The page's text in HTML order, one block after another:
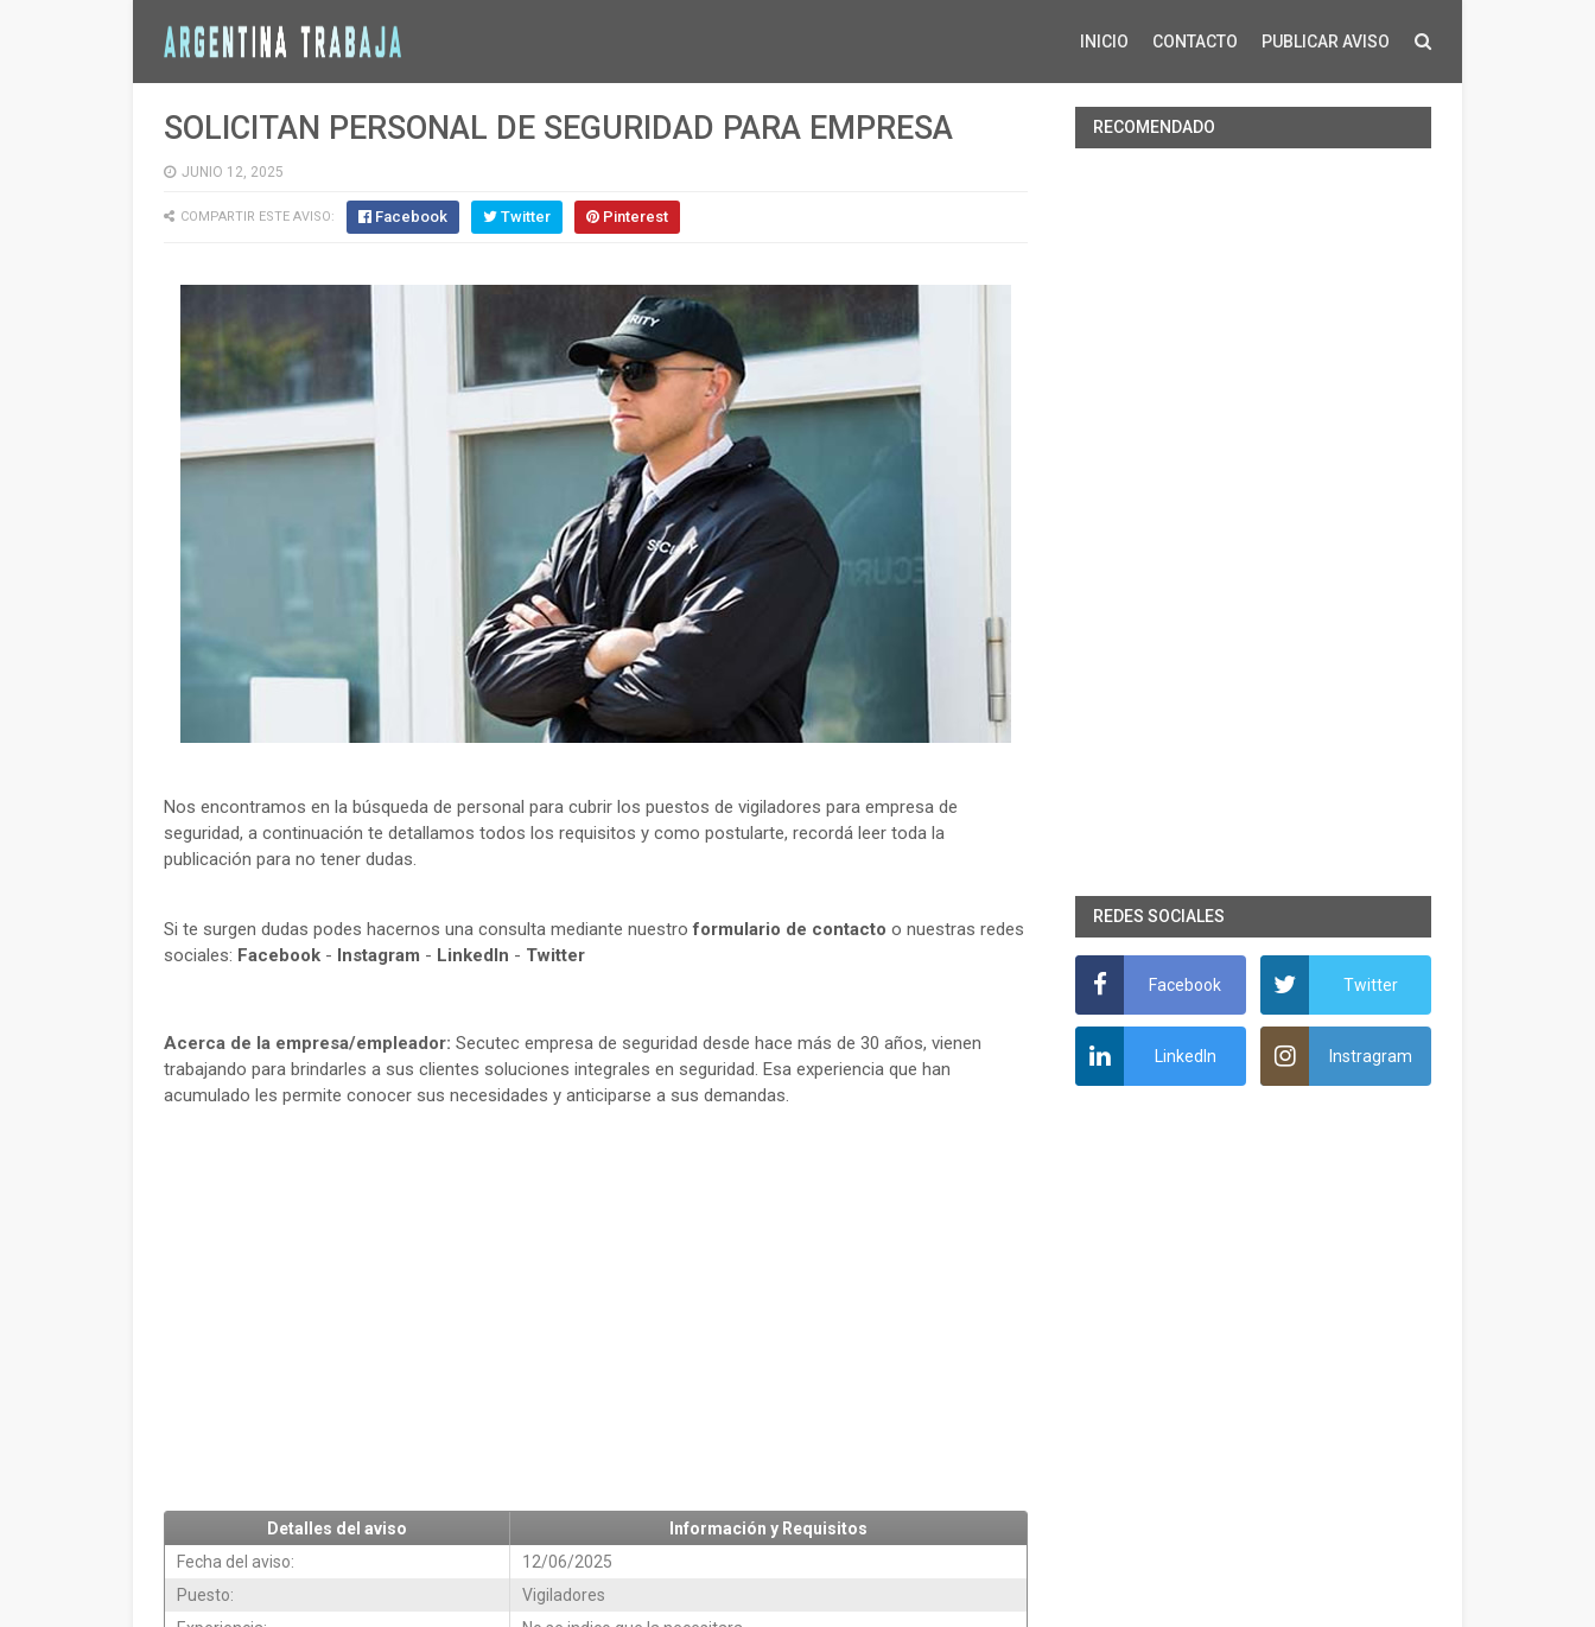
INICIO CONTACTO PUBLICAR AVISO
SOLICITAN PERSONAL DE SEGURIDAD PARA EMPRESA
JUNIO 12, 2025
COMPARTIR ESTE AVISO: Facebook Twitter Pinterest
Nos encontramos en la búsqueda de personal para cubrir los puestos de vigiladores para empresa de
seguridad, a continuación te detallamos todos los requisitos y como postularte, recordá leer toda la
publicación para no tener dudas.
Si te surgen dudas podes hacernos una consulta mediante nuestroformulario de contacto o nuestras redes
sociales: Facebook - Instagram - LinkedIn - Twitter
Acerca de la empresa/empleador: Secutec empresa de seguridad desde hace más de 30 años, vienen
trabajando para brindarles a sus clientes soluciones integrales en seguridad. Esa experiencia que han
acumulado les permite conocer sus necesidades y anticiparse a sus demandas.
Detalles del aviso
Información y Requisitos
Fecha del aviso:
12/06/2025
Puesto:
Vigiladores
RECOMENDADO
REDES SOCIALES
Facebook Twitter
LinkedIn Instragram